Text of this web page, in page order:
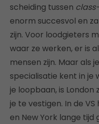
scheiding tussen
enorm succesvol en
zijn. Voor loodgieters
waar ze werken, er is
mensen zijn. Maar als
specialisatie kent in je
je loopbaan, is
je te vestigen. In de
en New York lange tijd